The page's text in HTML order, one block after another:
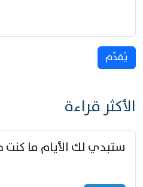
يُقدِّم
الأكثر قراءة